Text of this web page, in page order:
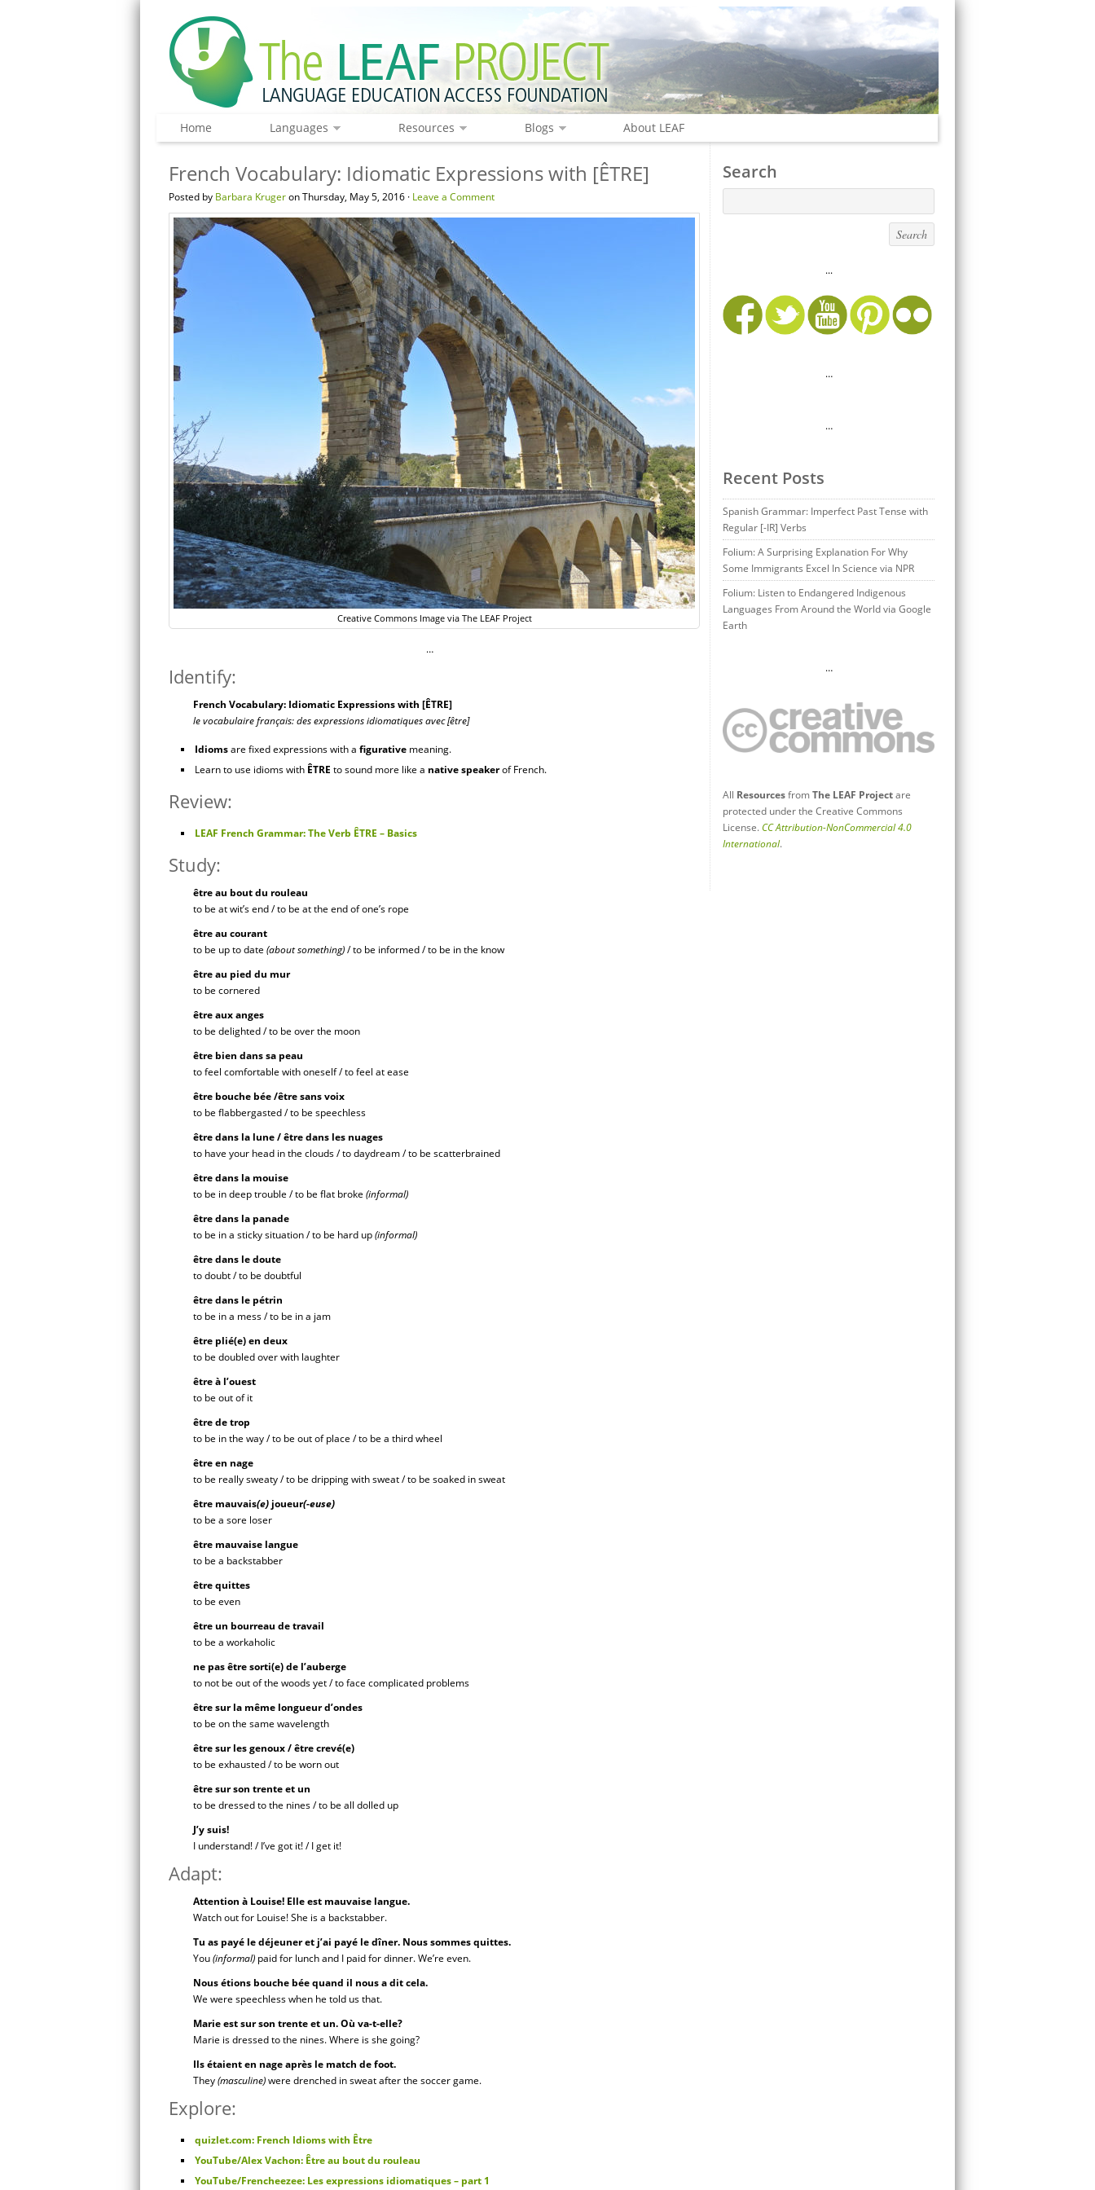
Home Languages Resources Blogs About LEAF
French Vocabulary: Idiomatic Expressions with [ÊTRE]
Posted by Barbara Krugeron Thursday, May 5, 2016 · Leave a Comment
Creative Commons Image via The LEAF Project
…
Identify:
French Vocabulary: Idiomatic Expressions with [ÊTRE]
le vocabulaire français: des expressions idiomatiques avec [être]
Idiomsare fixed expressions with a figurative meaning.
Learn to use idioms with ÊTRE to sound more like a native speakerof French.
Review:
LEAF French Grammar: The Verb ÊTRE – Basics
Study:
être au bout du rouleau
to be at wit’s end / to be at the end of one’s rope
être au courant
to be up to date (about something)/ to be informed / to be in the know
être au pied du mur
to be cornered
être aux anges
to be delighted / to be over the moon
être bien dans sa peau
to feel comfortable with oneself / to feel at ease
être bouche bée /être sans voix
to be flabbergasted / to be speechless
être dans la lune / être dans les nuages
to have your head in the clouds / to daydream / to be scatterbrained
êtredans la mouise
to be in deep trouble / to be flat broke (informal)
être dans la panade
to be in a sticky situation / to be hard up(informal)
êtredans le doute
to doubt / to be doubtful
être dans le pétrin
to be in a mess / to be in a jam
être plié(e) en deux
to be doubled over with laughter
être à l’ouest
to be out of it
être de trop
to be in the way / to be out of place / to be a third wheel
être en nage
to be really sweaty / to be dripping with sweat / to be soaked in sweat
être mauvais(e) joueur(-euse)
to be a sore loser
être mauvaise langue
to be a backstabber
être quittes
to be even
être un bourreau de travail
to be a workaholic
ne pas être sorti(e) de l’auberge
to not be out of the woods yet / to face complicated problems
êtresur la même longueur d’ondes
to be on the same wavelength
êtresur les genoux / être crevé(e)
to be exhausted / to be worn out
être sur son trente et un
to be dressed to the nines / to be all dolled up
J’y suis!
I understand! / I’ve got it! / I get it!
Adapt:
Attention à Louise! Elle est mauvaise langue.
Watch out for Louise! She is a backstabber.
Tu as payé le déjeuner et j’ai payé le dîner. Nous sommes quittes.
You(informal) paid for lunch and I paid for dinner. We’re even.
Nous étions bouche bée quand il nous a dit cela.
We were speechless when he told us that.
Marie est sur son trente et un. Où va-t-elle?
Marie is dressed to the nines. Where is she going?
Ils étaient en nage après le match de foot.
They(masculine)were drenched in sweat after the soccer game.
Explore:
quizlet.com: French Idioms with Être
YouTube/Alex Vachon: Être au bout du rouleau
YouTube/Frencheezee: Les expressions idiomatiques – part 1
Search
...
…
…
Recent Posts
Spanish Grammar: Imperfect Past Tense with
Regular [-IR] Verbs
Folium: A Surprising Explanation For Why
Some Immigrants Excel In Science via NPR
Folium: Listen to Endangered Indigenous
Languages From Around the World via Google
Earth
…
All ResourcesfromThe LEAF Projectare
protected under the Creative Commons
License.CC Attribution-NonCommercial 4.0
International.